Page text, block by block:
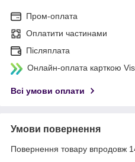
Пром-оплата
Оплатити частинами
Післяплата
Онлайн-оплата карткою
Всі умови оплати
Умови повернення
Повернення товару впродовж